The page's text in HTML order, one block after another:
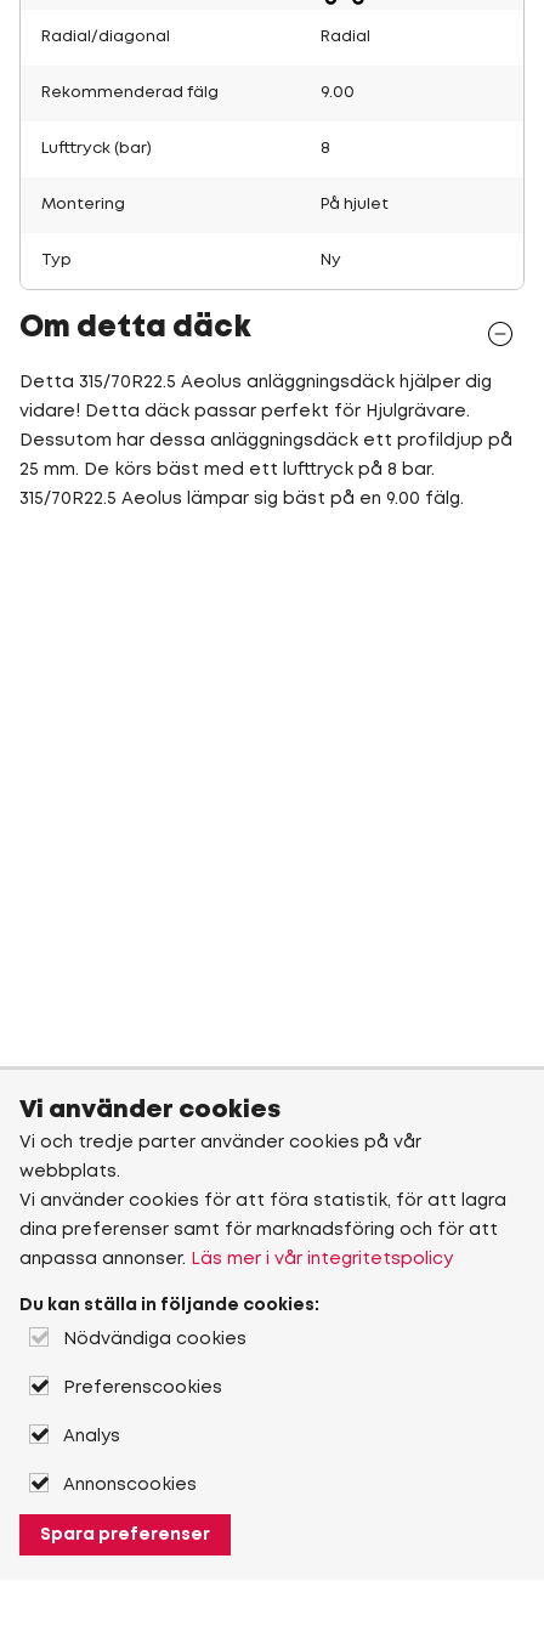
Radial/diagonal Radial
Rekommenderad fälg 9.00
Lufttryck (bar) 8
Montering På hjulet
Typ Ny
Om detta däck
Detta 315/70R22.5 Aeolus anläggningsdäck hjälper dig
vidare! Detta däck passar perfekt för Hjulgrävare.
Dessutom har dessa anläggningsdäck ett profildjup på
25 mm. De körs bäst med ett lufttryck på 8 bar.
315/70R22.5 Aeolus lämpar sig bäst på en 9.00 fälg.
Vi använder cookies
Vi och tredje parter använder cookies på vår
webbplats.
Vi använder cookies för att föra statistik, för att lagra
dina preferenser samt för marknadsföring och för att
anpassa annonser.
Läs mer i vår integritetspolicy
Du kan ställa in följande cookies:
Nödvändiga cookies
Preferenscookies
Analys
Annonscookies
Spara preferenser